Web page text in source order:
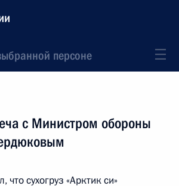
персоне
с Министром обороны
сухогруз «Арктик си»